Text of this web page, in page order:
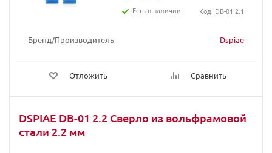
Бренд/Производитель Dspiae
Отложить Сравнить
Есть в наличии
Код: DB-01 2.1
DSPIAE DB-01 2.2 Сверло из вольфрамовой
стали 2.2 мм